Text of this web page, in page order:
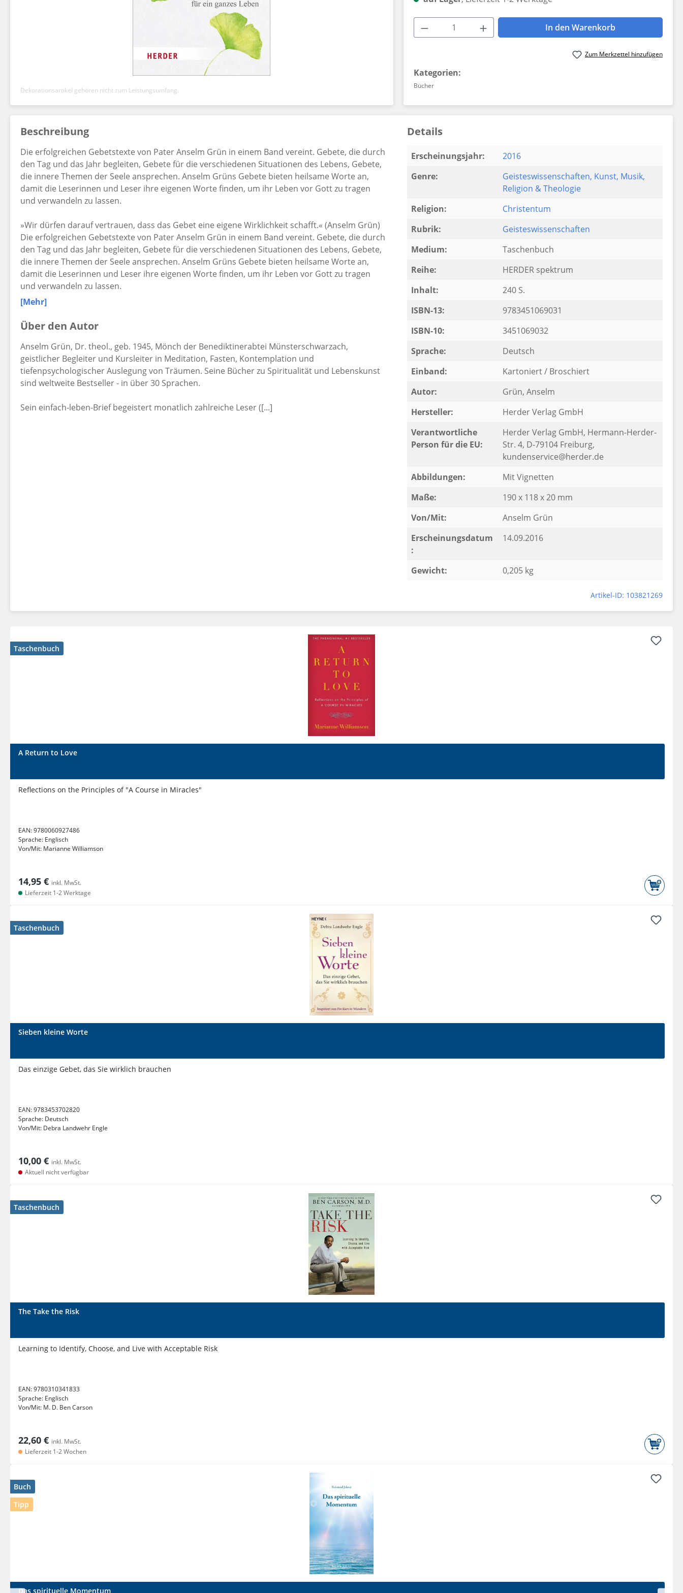
Dekorationsartikel gehören nicht zum Leistungsumfang.
Produkt Anzahl: Gib den gewünschten Wert
In den Warenkorb
Zum Merkzettel hinzufügen
Kategorien:
Bücher
Beschreibung
Die erfolgreichen Gebetstexte von Pater Anselm Grün in einem Band vereint. Gebete, die durch
den Tag und das Jahr begleiten, Gebete für die verschiedenen Situationen des Lebens, Gebete,
die innere Themen der Seele ansprechen. Anselm Grüns Gebete bieten heilsame Worte an,
damit die Leserinnen und Leser ihre eigenen Worte finden, um ihr Leben vor Gott zu tragen
und verwandeln zu lassen.
»Wir dürfen darauf vertrauen, dass das Gebet eine eigene Wirklichkeit schafft.« (Anselm Grün)
Die erfolgreichen Gebetstexte von Pater Anselm Grün in einem Band vereint. Gebete, die durch
den Tag und das Jahr begleiten, Gebete für die verschiedenen Situationen des Lebens, Gebete,
die innere Themen der Seele ansprechen. Anselm Grüns Gebete bieten heilsame Worte an,
damit die Leserinnen und Leser ihre eigenen Worte finden, um ihr Leben vor Gott zu tragen
und verwandeln zu lassen.
[Mehr]
Über den Autor
Anselm Grün, Dr. theol., geb. 1945, Mönch der Benediktinerabtei Münsterschwarzach,
geistlicher Begleiter und Kursleiter in Meditation, Fasten, Kontemplation und
tiefenpsychologischer Auslegung von Träumen. Seine Bücher zu Spiritualität und Lebenskunst
sind weltweite Bestseller - in über 30 Sprachen.
Sein einfach-leben-Brief begeistert monatlich zahlreiche Leser ([...]
Details
Erscheinungsjahr:
2016
Genre:
Geisteswissenschaften, Kunst, Musik,
Religion & Theologie
Religion:
Christentum
Rubrik:
Geisteswissenschaften
Medium:
Taschenbuch
Reihe:
HERDER spektrum
Inhalt:
240 S.
ISBN-13:
9783451069031
ISBN-10:
3451069032
Sprache:
Deutsch
Einband:
Kartoniert / Broschiert
Autor:
Grün, Anselm
Hersteller:
Herder Verlag GmbH
Verantwortliche
Person für die EU:
Herder Verlag GmbH, Hermann-Herder-
Str. 4, D-79104 Freiburg,
kundenservice@herder.de
Abbildungen:
Mit Vignetten
Maße:
190 x 118 x 20 mm
Von/Mit:
Anselm Grün
Erscheinungsdatum
:
14.09.2016
Gewicht: 0,205 kg
Artikel-ID: 103821269
Taschenbuch
A Return to Love
Reflections on the Principles of "A Course in Miracles"
EAN:9780060927486
Sprache: Englisch
Von/Mit: Marianne Williamson
14,95 € inkl. MwSt.
Lieferzeit 1-2 Werktage
Taschenbuch
Sieben kleine Worte
Das einzige Gebet, das Sie wirklich brauchen
EAN:9783453702820
Sprache: Deutsch
Von/Mit: Debra Landwehr Engle
10,00 € inkl. MwSt.
Aktuell nicht verfügbar
Taschenbuch
The Take the Risk
Learning to Identify, Choose, and Live with Acceptable Risk
EAN:9780310341833
Sprache: Englisch
Von/Mit: M. D. Ben Carson
22,60 € inkl. MwSt.
Lieferzeit 1-2 Wochen
Buch
Tipp
Das spirituelle Momentum